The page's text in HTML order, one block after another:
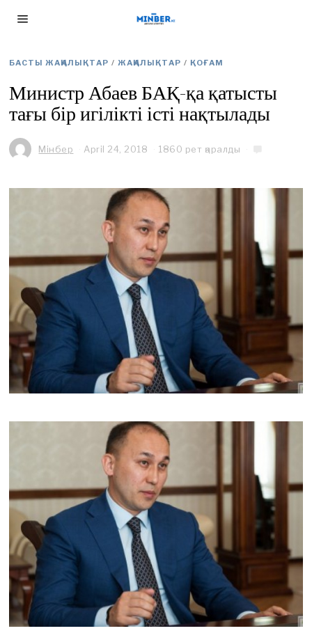
БАСТЫ ЖАҢАЛЫҚТАР / ЖАҢАЛЫҚТАР / ҚОҒАМ
Министр Абаев БАҚ-қа қатысты
тағы бір игілікті істі нақтылады
Мінбер April 24, 2018 1860 рет қаралды